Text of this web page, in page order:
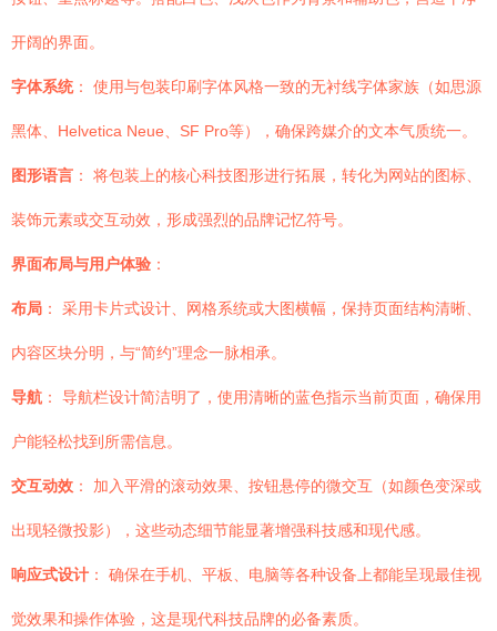
开阔的界面。
字体系统： 使用与包装印刷字体风格一致的无衬线字体家族（如思源
黑体、Helvetica Neue、SF Pro等），确保跨媒介的文本气质统一。
图形语言 ： 将包装上的核心科技图形进行拓展，转化为网站的图标、
装饰元素或交互动效，形成强烈的品牌记忆符号。
界面布局与用户体验 ：
布局 ： 采用卡片式设计、网格系统或大图横幅，保持页面结构清晰、
内容区块分明，与“简约”理念一脉相承。
导航 ： 导航栏设计简洁明了，使用清晰的蓝色指示当前页面，确保用
户能轻松找到所需信息。
交互动效 ： 加入平滑的滚动效果、按钮悬停的微交互（如颜色变深或
出现轻微投影），这些动态细节能显著增强科技感和现代感。
响应式设计 ： 确保在手机、平板、电脑等各种设备上都能呈现最佳视
觉效果和操作体验，这是现代科技品牌的必备素质。